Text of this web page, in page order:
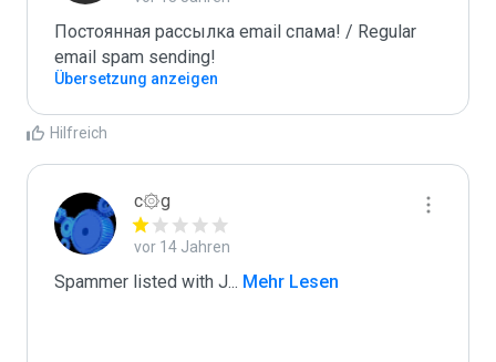
Постоянная рассылка email спама! / Regular
email spam sending!
Übersetzung anzeigen
Hilfreich
c۞g
vor 14 Jahren
Spammer listed with J... Mehr Lesen